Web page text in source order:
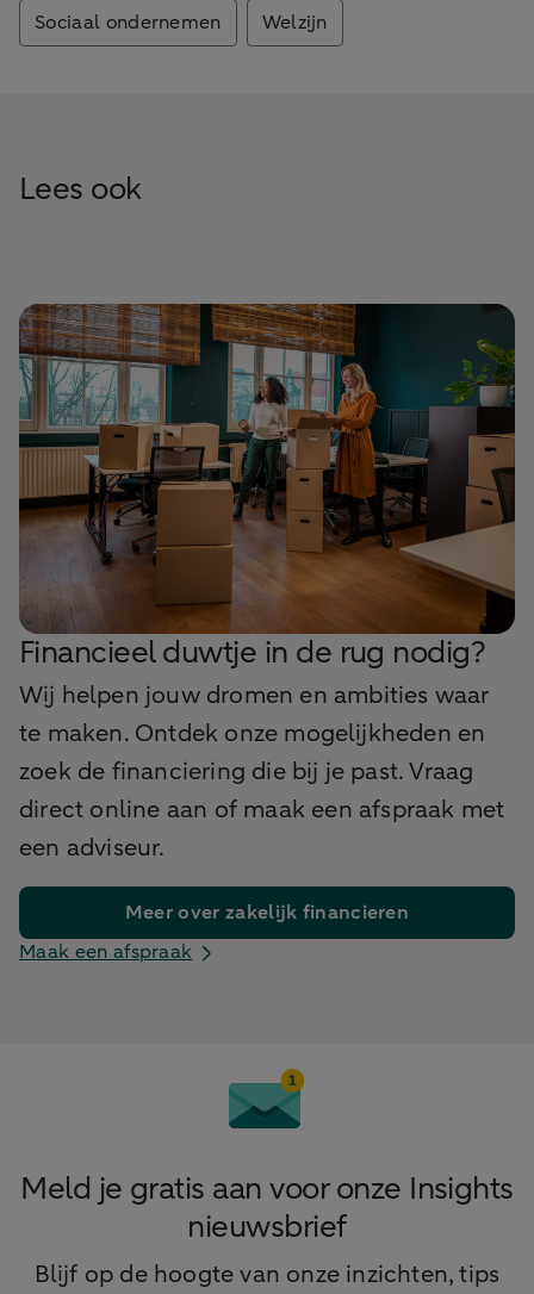
Sociaal ondernemen Welzijn
Lees ook
Financieel duwtje in de rug nodig?
Wij helpen jouw dromen en ambities waar
te maken. Ontdek onze mogelijkheden en
zoek de financiering die bij je past. Vraag
direct online aan of maak een afspraak met
een adviseur.
Meer over zakelijk financieren
Maak een afspraak
Meld je gratis aan voor onze Insights
nieuwsbrief
Blijf op de hoogte van onze inzichten, tips